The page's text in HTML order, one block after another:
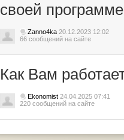
своей
Zanno4ka 20.12.2023 12:02
66 сообщений на сайте
Как Вам
Ekonomist 24.04.2025 07:41
220 сообщений на сайте